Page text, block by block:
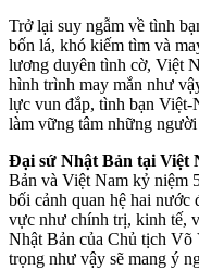
Trở lại suy ngẫm về tình
bốn lá, khó kiếm tìm và
lương duyên tình cờ, Việt
hình trình may mắn như
lực vun đắp, tình bạn Việt-
làm vững tâm những
Đại sứ Nhật Bản tại Việt
Bản và Việt Nam kỷ niệm
bối cảnh quan hệ hai nước
vực như chính trị, kinh tế,
Nhật Bản của Chủ tịch Võ
trọng như vậy sẽ mang ý